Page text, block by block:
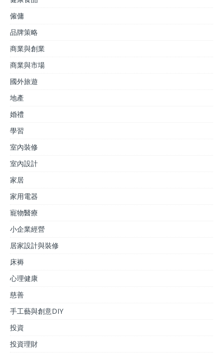
僱傭
品牌策略
商業與創業
商業與市場
國外旅遊
地產
婚禮
學習
室內裝修
室內設計
家居
家用電器
寵物醫療
小企業經營
居家設計與裝修
床褥
心理健康
慈善
手工藝與創意DIY
投資
投資理財